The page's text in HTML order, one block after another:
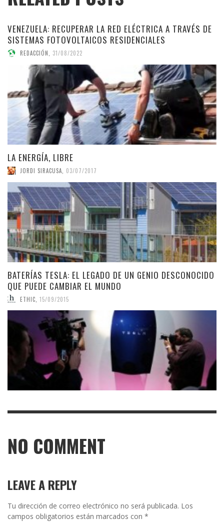
VENEZUELA: RECUPERAR LA RED ELÉCTRICA A TRAVÉS DE
SISTEMAS FOTOVOLTAICOS RESIDENCIALES
REDACCIÓN 31/08/2022
LA ENERGÍA, LIBRE
JORDI SIRACUSA 03/07/2017
BATERÍAS TESLA: EL LEGADO DE UN GENIO DESCONOCIDO
QUE PUEDE CAMBIAR EL MUNDO
ETHIC 15/09/2015
NO COMMENT
LEAVE A REPLY
Tu dirección de correo electrónico no será publicada. Los
campos obligatorios están marcados con *